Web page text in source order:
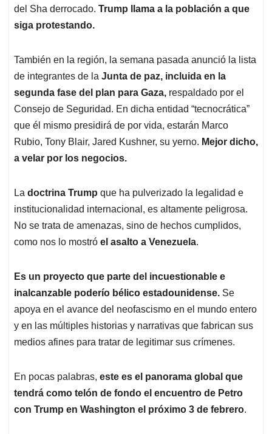
del Sha derrocado. Trump llama a la población a que
siga protestando.
También en la región, la semana pasada anunció la lista
de integrantes de la Junta de paz, incluida en la
segunda fase del plan para Gaza, respaldado por el
Consejo de Seguridad. En dicha entidad “tecnocrática”
que él mismo presidirá de por vida, estarán Marco
Rubio, Tony Blair, Jared Kushner, su yerno. Mejor dicho,
a velar por los negocios.
La doctrina Trump que ha pulverizado la legalidad e
institucionalidad internacional, es altamente peligrosa.
No se trata de amenazas, sino de hechos cumplidos,
como nos lo mostró el asalto a Venezuela.
Es un proyecto que parte del incuestionable e
inalcanzable poderío bélico estadounidense. Se
apoya en el avance del neofascismo en el mundo entero
y en las múltiples historias y narrativas que fabrican sus
medios afines para tratar de legitimar sus crímenes.
En pocas palabras, este es el panorama global que
tendrá como telón de fondo el encuentro de Petro
con Trump en Washington el próximo 3 de febrero.